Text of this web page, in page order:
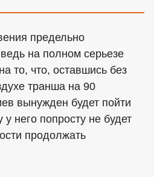
предельно
на полном серьезе
то, что, оставшись без
транша на 90
вынужден будет пойти
у него попросту не будет
продолжать